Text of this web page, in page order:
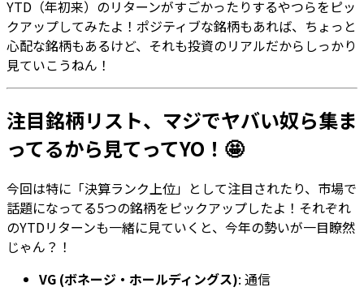
YTD（年初来）のリターンがすごかったりするやつらをピッ
クアップしてみたよ！ポジティブな銘柄もあれば、ちょっと
心配な銘柄もあるけど、それも投資のリアルだからしっかり
見ていこうねん！
注目銘柄リスト、マジでヤバい奴ら集ま
ってるから見てってYO！🤩
今回は特に「決算ランク上位」として注目されたり、市場で
話題になってる5つの銘柄をピックアップしたよ！それぞれ
のYTDリターンも一緒に見ていくと、今年の勢いが一目瞭然
じゃん？！
VG (ボネージ・ホールディングス): 通信